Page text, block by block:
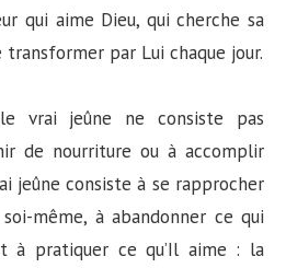
qui aime Dieu, qui cherche sa
par Lui chaque jour.
le vrai jeûne ne consiste pas
de nourriture ou à accomplir
jeûne consiste à se rapprocher
même, à abandonner ce qui
à pratiquer ce qu’Il aime : la